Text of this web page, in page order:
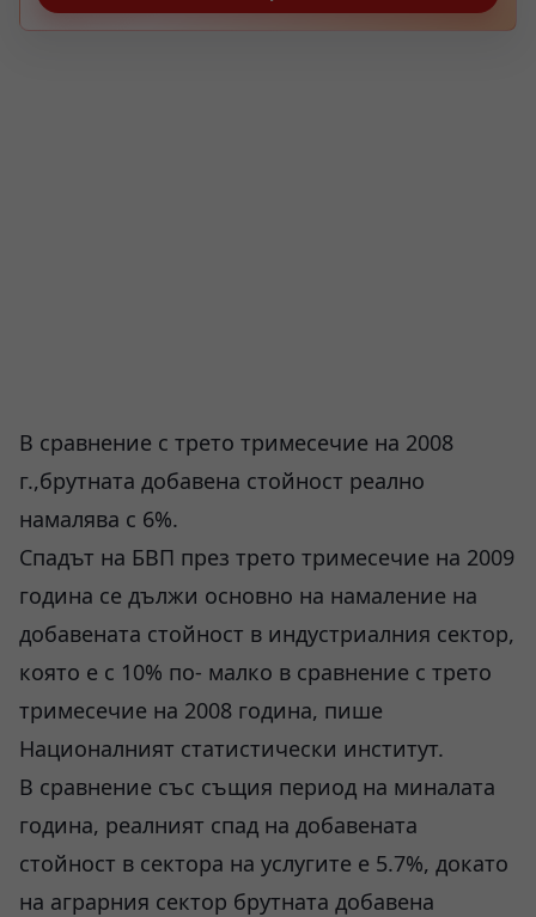
В сравнение с трето тримесечие на 2008
г.,брутната добавена стойност реално
намалява с 6%.
Спадът на БВП през трето тримесечие на 2009
година се дължи основно на намаление на
добавената стойност в индустриалния сектор,
която е с 10% по- малко в сравнение с трето
тримесечие на 2008 година, пише
Националният статистически институт.
В сравнение със същия период на миналата
година, реалният спад на добавената
стойност в сектора на услугите е 5.7%, докато
на аграрния сектор брутната добавена